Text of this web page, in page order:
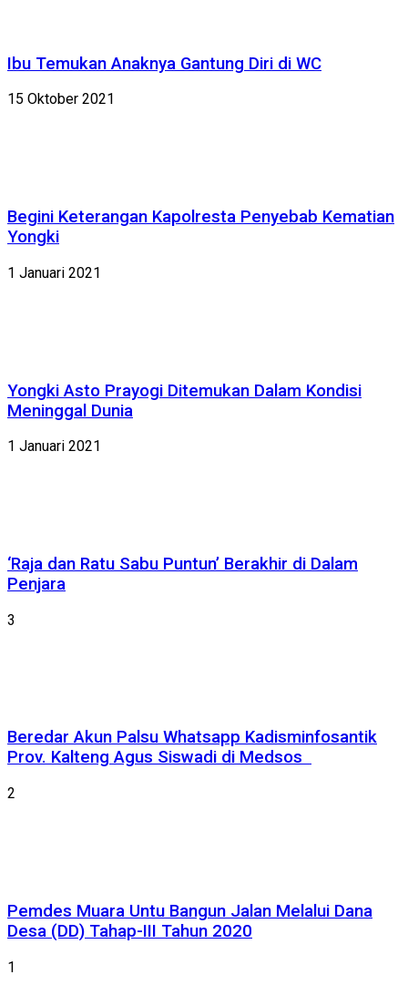
Ibu Temukan Anaknya Gantung Diri di WC
15 Oktober 2021
Begini Keterangan Kapolresta Penyebab Kematian
Yongki
1 Januari 2021
Yongki Asto Prayogi Ditemukan Dalam Kondisi
Meninggal Dunia
1 Januari 2021
‘Raja dan Ratu Sabu Puntun’ Berakhir di Dalam
Penjara
3
Beredar Akun Palsu Whatsapp Kadisminfosantik
Prov. Kalteng Agus Siswadi di Medsos
2
Pemdes Muara Untu Bangun Jalan Melalui Dana
Desa (DD) Tahap-III Tahun 2020
1